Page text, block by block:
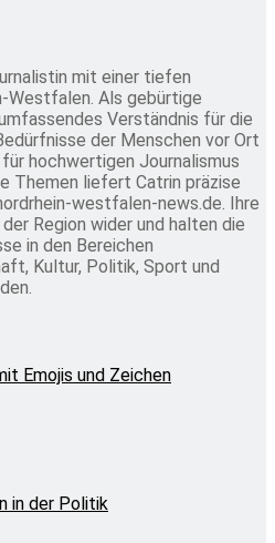
mit einer tiefen
Westfalen. Als gebürtige
Verständnis für die
der Menschen vor Ort
hochwertigen Journalismus
Themen liefert Catrin präzise
westfalen-news.de. Ihre
Region wider und halten die
in den Bereichen
Kultur, Politik, Sport und